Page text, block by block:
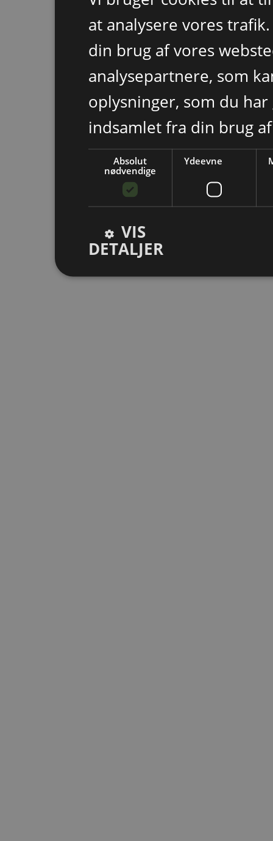
at analysere vores
din brug af vores
analysepartnere, som
oplysninger, som du
indsamlet fra din brug
Absolut
nødvendige
Ydeevne
VIS
DETALJER